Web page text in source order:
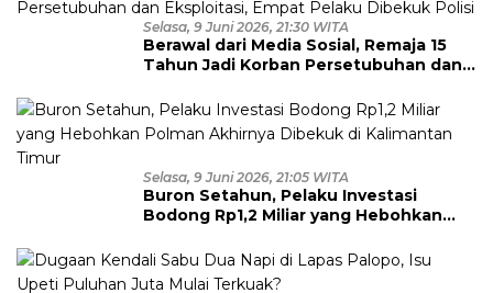
Selasa, 9 Juni 2026, 21:30 WITA
Berawal dari Media Sosial, Remaja 15
Tahun Jadi Korban Persetubuhan dan
Polisi
Selasa, 9 Juni 2026, 21:05 WITA
Buron Setahun, Pelaku Investasi
Bodong Rp1,2 Miliar yang Hebohkan
Kalimantan Timur